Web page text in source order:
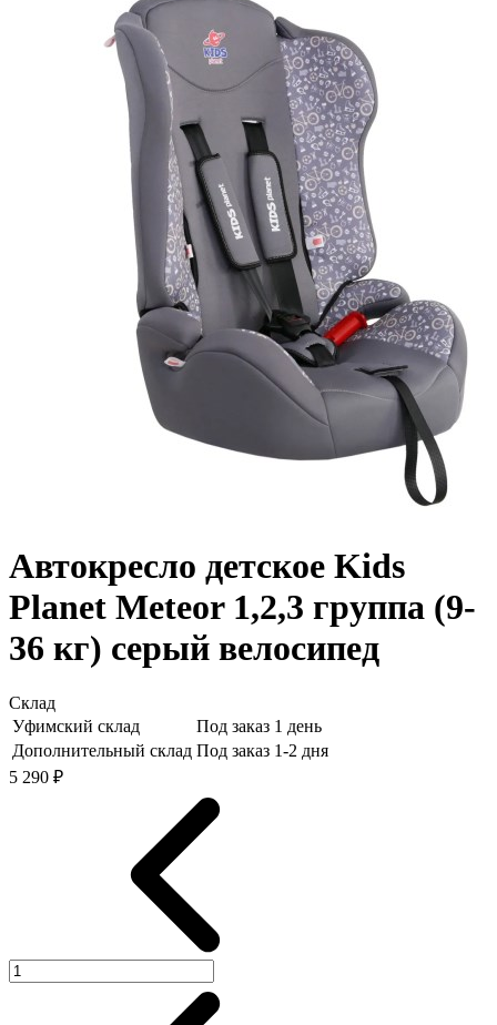
Автокресло детское Kids
Planet Meteor 1,2,3 группа (9-
36 кг) серый велосипед
Склад
Уфимский склад
Под заказ 1 день
Дополнительный склад Под заказ 1-2 дня
5 290 ₽